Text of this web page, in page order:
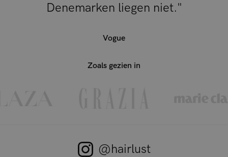
Denemarken liegen niet."
Vogue
Zoals gezien in
@hairlust